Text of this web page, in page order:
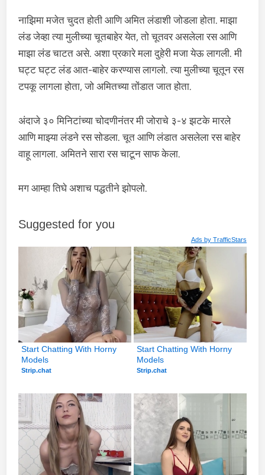
नाझिमा मजेत चुदत होती आणि अमित लंडाशी जोडला होता. माझा
लंड जेव्हा त्या मुलीच्या चूतबाहेर येत, तो चूतवर असलेला रस आणि
माझा लंड चाटत असे. अशा प्रकारे मला दुहेरी मजा येऊ लागली. मी
घट्ट घट्ट लंड आत-बाहेर करण्यास लागलो. त्या मुलीच्या चूतून रस
टपकू लागला होता, जो अमितच्या तोंडात जात होता.
अंदाजे ३० मिनिटांच्या चोदणीनंतर मी जोराचे ३-४ झटके मारले
आणि माझ्या लंडने रस सोडला. चूत आणि लंडात असलेला रस बाहेर
वाहू लागला. अमितने सारा रस चाटून साफ केला.
मग आम्हा तिघे अशाच पद्धतीने झोपलो.
Suggested for you
Ads by TrafficStars
Start Chatting With Horny
Models
Strip.chat
Start Chatting With Horny
Models
Strip.chat